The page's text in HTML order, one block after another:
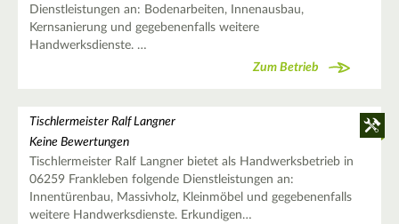
Dienstleistungen an: Bodenarbeiten, Innenausbau,
Kernsanierung und gegebenenfalls weitere
Handwerksdienste. …
Zum Betrieb
Tischlermeister Ralf Langner
Keine Bewertungen
Tischlermeister Ralf Langner bietet als Handwerksbetrieb in
06259 Frankleben folgende Dienstleistungen an:
Innentürenbau, Massivholz, Kleinmöbel und gegebenenfalls
weitere Handwerksdienste. Erkundigen…